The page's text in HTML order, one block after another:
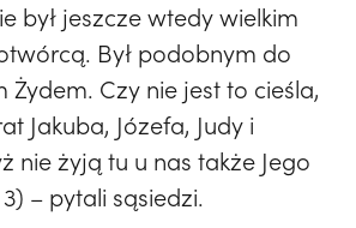
był jeszcze wtedy wielkim
Był podobnym do
Żydem. Czy nie jest to cieśla,
Jakuba, Józefa, Judy i
nie żyją tu u nas także Jego
– pytali sąsiedzi.